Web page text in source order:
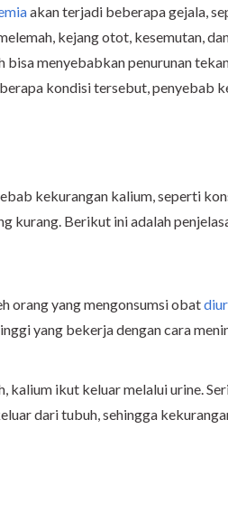
akan terjadi beberapa gejala,
kejang otot, kesemutan,
bisa menyebabkan penurunan
kondisi tersebut, penyebab
kekurangan kalium, seperti
kurang. Berikut ini adalah
orang yang mengonsumsi obat
yang bekerja dengan cara
kalium ikut keluar melalui urine.
dari tubuh, sehingga